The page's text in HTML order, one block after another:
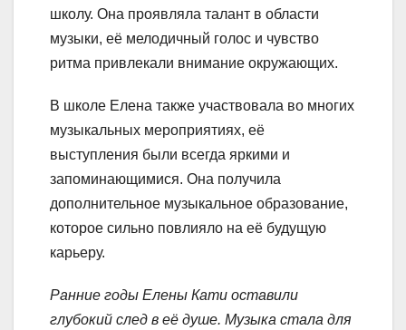
школу. Она проявляла талант в области
музыки, её мелодичный голос и чувство
ритма привлекали внимание окружающих.
В школе Елена также участвовала во многих
музыкальных мероприятиях, её
выступления были всегда яркими и
запоминающимися. Она получила
дополнительное музыкальное образование,
которое сильно повлияло на её будущую
карьеру.
Ранние годы Елены Кати оставили
глубокий след в её душе. Музыка стала для